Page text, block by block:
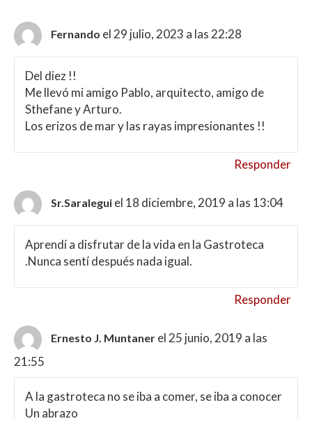
Fernando el 29 julio, 2023 a las 22:28
Del diez !!
Me llevó mi amigo Pablo, arquitecto, amigo de
Sthefane y Arturo.
Los erizos de mar y las rayas impresionantes !!
Responder
Sr.Saralegui el 18 diciembre, 2019 a las 13:04
Aprendí a disfrutar de la vida en la Gastroteca
.Nunca sentí después nada igual.
Responder
Ernesto J. Muntaner el 25 junio, 2019 a las
21:55
A la gastroteca no se iba a comer, se iba a conocer
Un abrazo